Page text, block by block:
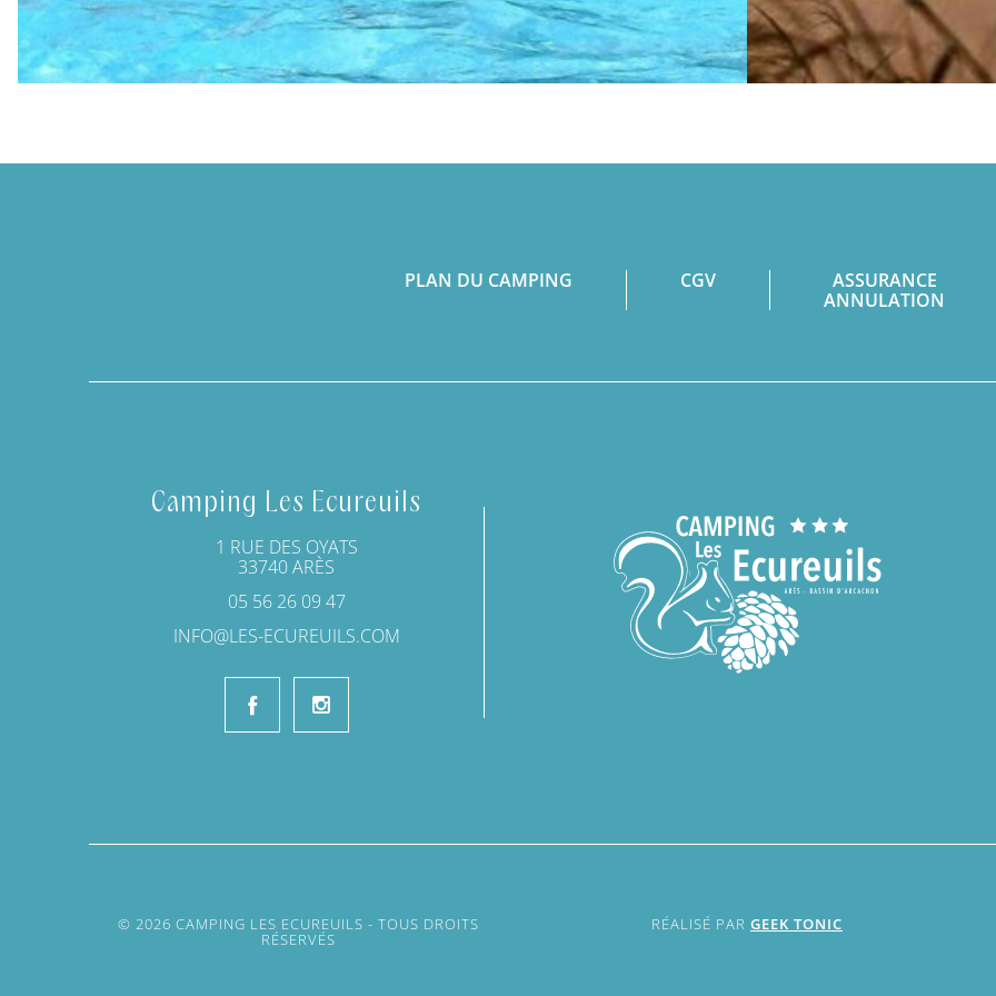
PLAN DU CAMPING CGV
ASSURANCE
ANNULATION
Camping Les Ecureuils
1 RUE DES OYATS
33740 ARÈS
05 56 26 09 47
INFO@LES-ECUREUILS.COM
© 2026 CAMPING LES ECUREUILS - TOUS DROITS
RÉSERVÉS
RÉALISÉ PAR GEEK TONIC